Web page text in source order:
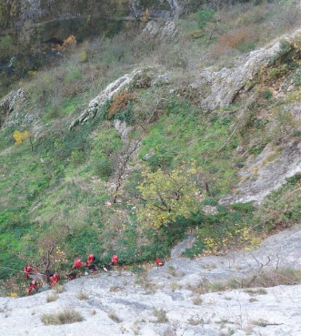
firul lalelei
Turcia, o destinație pe
două continente pentru
pasionații de outdoor